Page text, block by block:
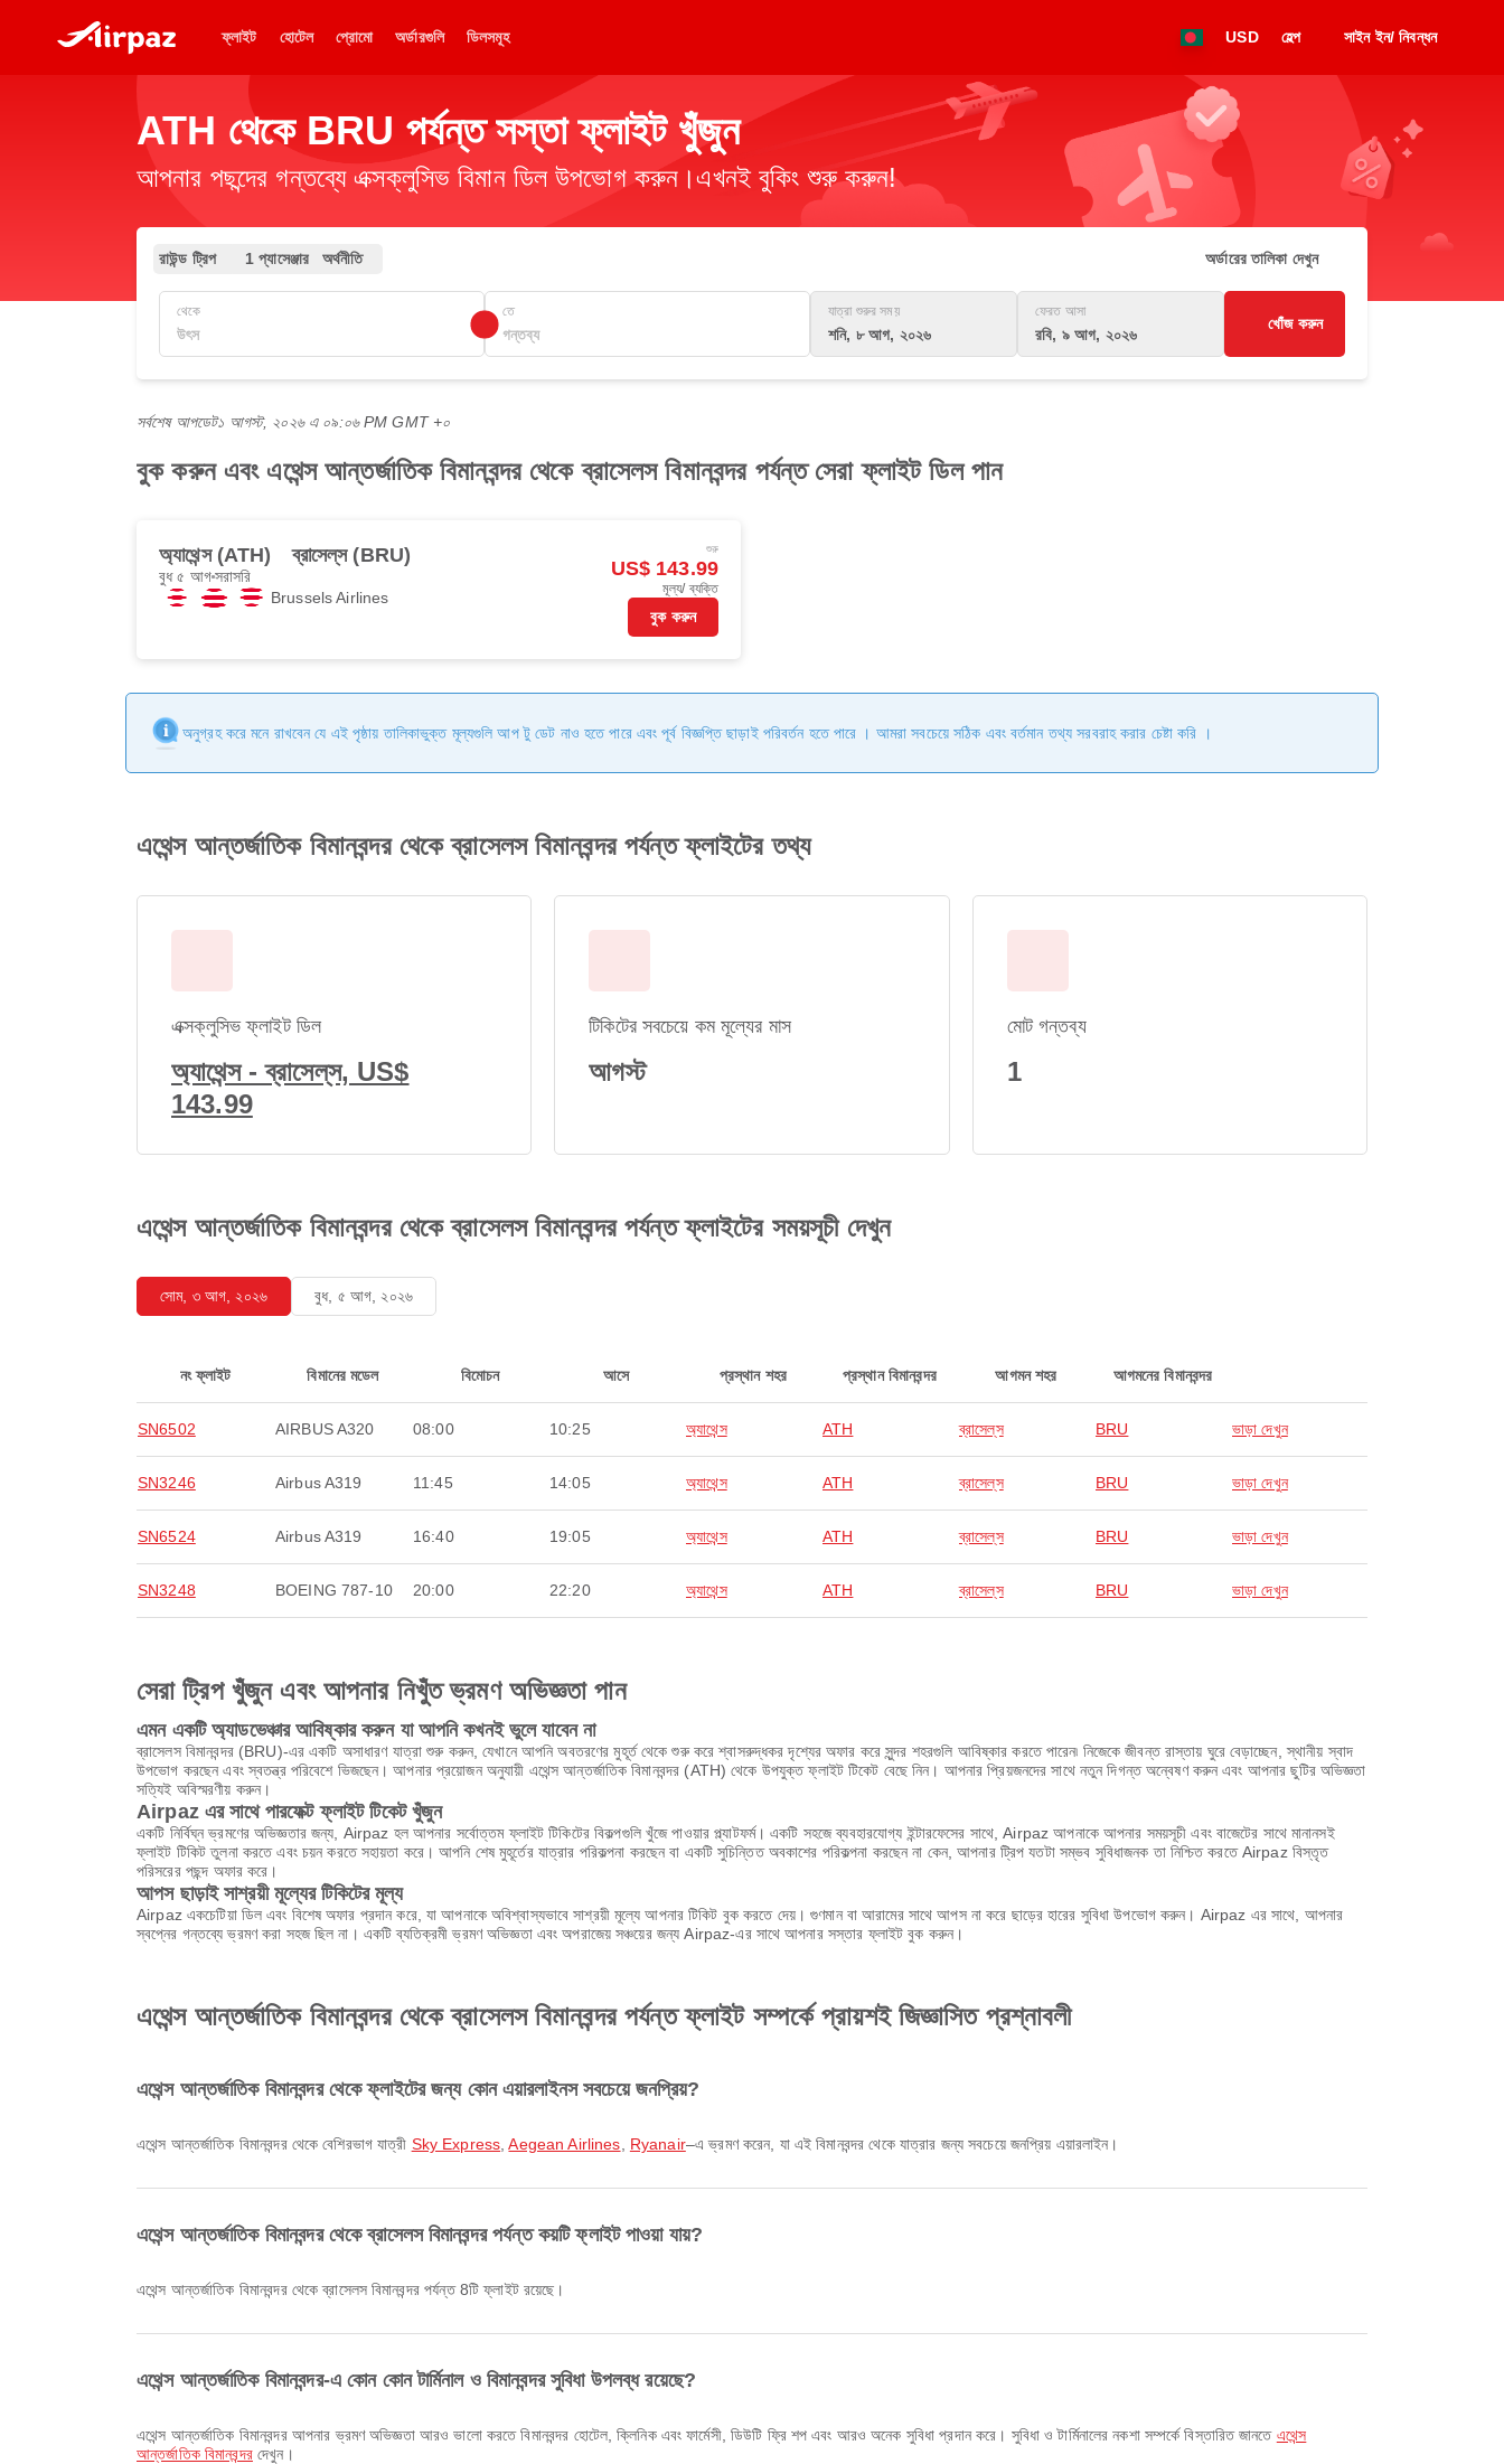
ফ্লাইট হোটেল প্রোমো অর্ডারগুলি ডিলসমূহ USD হেল্প সাইন ইন/ নিবন্ধন
ATH থেকে BRU পর্যন্ত সস্তা ফ্লাইট খুঁজুন
আপনার পছন্দের গন্তব্যে এক্সক্লুসিভ বিমান ডিল উপভোগ করুন।এখনই বুকিং শুরু করুন!
রাউন্ড ট্রিপ 1 প্যাসেঞ্জার অর্থনীতি অর্ডারের তালিকা দেখুন
থেকে তে যাত্রা শুরুর সময়
শনি, ৮ আগ, ২০২৬
ফেরত আসা
রবি, ৯ আগ, ২০২৬
খোঁজ করুন
সর্বশেষ আপডেট১ আগস্ট, ২০২৬ এ ০৯:০৬ PM GMT +০
বুক করুন এবং এথেন্স আন্তর্জাতিক বিমানবন্দর থেকে ব্রাসেলস বিমানবন্দর পর্যন্ত সেরা ফ্লাইট ডিল পান
অ্যাথেন্স (ATH) ব্রাসেল্‌স (BRU)
বুধ ৫ আগসরাসরি
Brussels Airlines
শুরু
US$ 143.99
মূল্য/ ব্যক্তি
বুক করুন
অনুগ্রহ করে মনে রাখবেন যে এই পৃষ্ঠায় তালিকাভুক্ত মূল্যগুলি আপ টু ডেট নাও হতে পারে এবং পূর্ব বিজ্ঞপ্তি ছাড়াই পরিবর্তন হতে পারে । আমরা সবচেয়ে সঠিক এবং বর্তমান তথ্য সরবরাহ করার চেষ্টা করি ।
এথেন্স আন্তর্জাতিক বিমানবন্দর থেকে ব্রাসেলস বিমানবন্দর পর্যন্ত ফ্লাইটের তথ্য
এক্সক্লুসিভ ফ্লাইট ডিল
অ্যাথেন্স - ব্রাসেল্‌স, US$
143.99
টিকিটের সবচেয়ে কম মূল্যের মাস
আগস্ট
মোট গন্তব্য
1
এথেন্স আন্তর্জাতিক বিমানবন্দর থেকে ব্রাসেলস বিমানবন্দর পর্যন্ত ফ্লাইটের সময়সূচী দেখুন
সোম, ৩ আগ, ২০২৬ বুধ, ৫ আগ, ২০২৬
নং ফ্লাইট বিমানের মডেল বিমোচন আসে প্রস্থান শহর প্রস্থান বিমানবন্দর আগমন শহর আগমনের বিমানবন্দর
SN6502 AIRBUS A320 08:00 10:25 অ্যাথেন্স ATH ব্রাসেল্‌স BRU ভাড়া দেখুন
SN3246 Airbus A319 11:45 14:05 অ্যাথেন্স ATH ব্রাসেল্‌স BRU ভাড়া দেখুন
SN6524 Airbus A319 16:40 19:05 অ্যাথেন্স ATH ব্রাসেল্‌স BRU ভাড়া দেখুন
SN3248 BOEING 787-10 20:00 22:20 অ্যাথেন্স ATH ব্রাসেল্‌স BRU ভাড়া দেখুন
সেরা ট্রিপ খুঁজুন এবং আপনার নিখুঁত ভ্রমণ অভিজ্ঞতা পান
এমন একটি অ্যাডভেঞ্চার আবিষ্কার করুন যা আপনি কখনই ভুলে যাবেন না
ব্রাসেলস বিমানবন্দর (BRU)-এর একটি অসাধারণ যাত্রা শুরু করুন, যেখানে আপনি অবতরণের মুহূর্ত থেকে শুরু করে শ্বাসরুদ্ধকর দৃশ্যের অফার করে সুন্দর শহরগুলি আবিষ্কার করতে পারেন৷ নিজেকে জীবন্ত রাস্তায় ঘুরে বেড়াচ্ছেন, স্থানীয় স্বাদ
উপভোগ করছেন এবং স্বতন্ত্র পরিবেশে ভিজছেন। আপনার প্রয়োজন অনুযায়ী এথেন্স আন্তর্জাতিক বিমানবন্দর (ATH) থেকে উপযুক্ত ফ্লাইট টিকেট বেছে নিন। আপনার প্রিয়জনদের সাথে নতুন দিগন্ত অন্বেষণ করুন এবং আপনার ছুটির অভিজ্ঞতা
সত্যিই অবিস্মরণীয় করুন।
Airpaz এর সাথে পারফেক্ট ফ্লাইট টিকেট খুঁজুন
একটি নির্বিঘ্ন ভ্রমণের অভিজ্ঞতার জন্য, Airpaz হল আপনার সর্বোত্তম ফ্লাইট টিকিটের বিকল্পগুলি খুঁজে পাওয়ার প্ল্যাটফর্ম। একটি সহজে ব্যবহারযোগ্য ইন্টারফেসের সাথে, Airpaz আপনাকে আপনার সময়সূচী এবং বাজেটের সাথে মানানসই
ফ্লাইট টিকিট তুলনা করতে এবং চয়ন করতে সহায়তা করে। আপনি শেষ মুহূর্তের যাত্রার পরিকল্পনা করছেন বা একটি সুচিন্তিত অবকাশের পরিকল্পনা করছেন না কেন, আপনার ট্রিপ যতটা সম্ভব সুবিধাজনক তা নিশ্চিত করতে Airpaz বিস্তৃত
পরিসরের পছন্দ অফার করে।
আপস ছাড়াই সাশ্রয়ী মূল্যের টিকিটের মূল্য
Airpaz একচেটিয়া ডিল এবং বিশেষ অফার প্রদান করে, যা আপনাকে অবিশ্বাস্যভাবে সাশ্রয়ী মূল্যে আপনার টিকিট বুক করতে দেয়। গুণমান বা আরামের সাথে আপস না করে ছাড়ের হারের সুবিধা উপভোগ করুন। Airpaz এর সাথে, আপনার
স্বপ্নের গন্তব্যে ভ্রমণ করা সহজ ছিল না। একটি ব্যতিক্রমী ভ্রমণ অভিজ্ঞতা এবং অপরাজেয় সঞ্চয়ের জন্য Airpaz-এর সাথে আপনার সস্তার ফ্লাইট বুক করুন।
এথেন্স আন্তর্জাতিক বিমানবন্দর থেকে ব্রাসেলস বিমানবন্দর পর্যন্ত ফ্লাইট সম্পর্কে প্রায়শই জিজ্ঞাসিত প্রশ্নাবলী
এথেন্স আন্তর্জাতিক বিমানবন্দর থেকে ফ্লাইটের জন্য কোন এয়ারলাইনস সবচেয়ে জনপ্রিয়?
এথেন্স আন্তর্জাতিক বিমানবন্দর থেকে বেশিরভাগ যাত্রী Sky Express ,Aegean Airlines Ryanair–এ ভ্রমণ করেন, যা এই বিমানবন্দর থেকে যাত্রার জন্য সবচেয়ে জনপ্রিয় এয়ারলাইন।
এথেন্স আন্তর্জাতিক বিমানবন্দর থেকে ব্রাসেলস বিমানবন্দর পর্যন্ত কয়টি ফ্লাইট পাওয়া যায়?
এথেন্স আন্তর্জাতিক বিমানবন্দর থেকে ব্রাসেলস বিমানবন্দর পর্যন্ত 8টি ফ্লাইট রয়েছে।
এথেন্স আন্তর্জাতিক বিমানবন্দর-এ কোন কোন টার্মিনাল ও বিমানবন্দর সুবিধা উপলব্ধ রয়েছে?
এথেন্স আন্তর্জাতিক বিমানবন্দর আপনার ভ্রমণ অভিজ্ঞতা আরও ভালো করতে বিমানবন্দর হোটেল, ক্লিনিক এবং ফার্মেসী, ডিউটি ফ্রি শপ এবং আরও অনেক সুবিধা প্রদান করে। সুবিধা ও টার্মিনালের নকশা সম্পর্কে বিস্তারিত জানতে এথেন্স
আন্তর্জাতিক বিমানবন্দরদেখুন।